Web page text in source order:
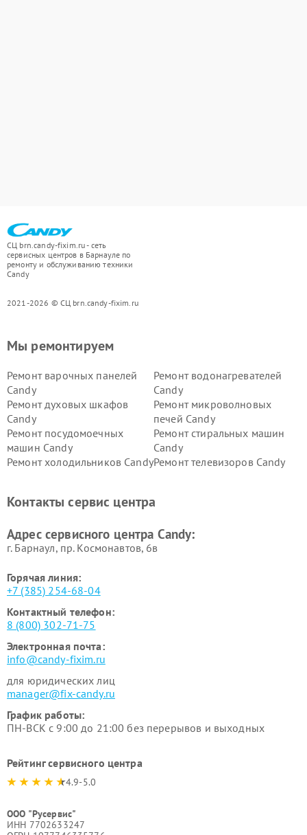
СЦ brn.candy-fixim.ru - сеть
сервисных центров в Барнауле по
ремонту и обслуживанию техники
Candy
2021-2026 © СЦ brn.candy-fixim.ru
Мы ремонтируем
Ремонт варочных панелей
Candy
Ремонт водонагревателей
Candy
Ремонт духовых шкафов
Candy
Ремонт микроволновых
печей Candy
Ремонт посудомоечных
машин Candy
Ремонт стиральных машин
Candy
Ремонт холодильников CandyРемонт телевизоров Candy
Контакты сервис центра
Адрес сервисного центра Candy:
г. Барнаул, ​пр. Космонавтов, 6в
Горячая линия:
+7 (385) 254-68-04
Контактный телефон:
8 (800) 302-71-75
Электронная почта:
info@candy-fixim.ru
для юридических лиц
manager@fix-candy.ru
График работы:
ПН-ВСК с 9:00 до 21:00 без перерывов и выходных
Рейтинг сервисного центра
4.9-5.0
ООО "Русервис"
ИНН 7702633247